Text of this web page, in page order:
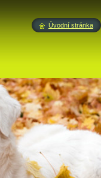
Úvodní stránka